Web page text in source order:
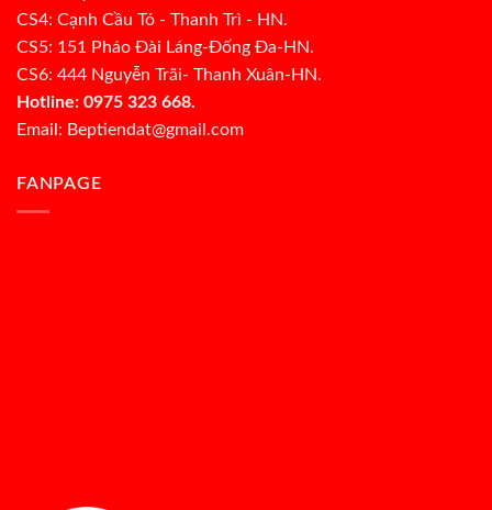
CS4: Cạnh Cầu Tó - Thanh Trì - HN.
CS5: 151 Pháo Đài Láng-Đống Đa-HN.
CS6: 444 Nguyễn Trãi- Thanh Xuân-HN.
Hotline: 0975 323 668.
Email: Beptiendat@gmail.com
FANPAGE